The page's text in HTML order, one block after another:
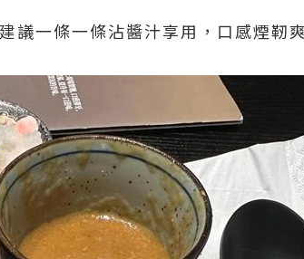
議一條一條沾醬汁享用，口感煙靭